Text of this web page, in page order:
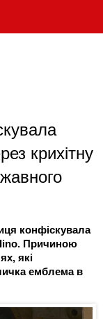
крихітну
конфіскувала
Причиною
які
емблема в